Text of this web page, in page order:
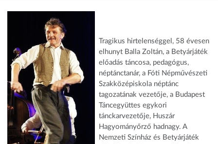
Tragikus hirtelenséggel, 58 évesen
elhunyt Balla Zoltán, a Betyárjáték
előadás táncosa, pedagógus,
néptánctanár, a Fóti Népművészeti
Szakközépiskola néptánc
tagozatának vezetője, a Budapest
Táncegyüttes egykori
tánckarvezetője, Huszár
Hagyományőrző hadnagy. A
Nemzeti Színház és Betyárjáték